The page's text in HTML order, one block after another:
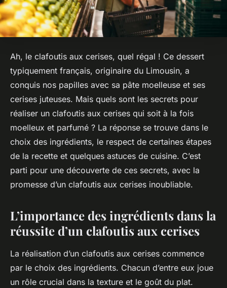
Ah, le clafoutis aux cerises, quel régal ! Ce dessert
typiquement français, originaire du Limousin, a
conquis nos papilles avec sa pâte moelleuse et ses
cerises juteuses. Mais quels sont les secrets pour
réaliser un clafoutis aux cerises qui soit à la fois
moelleux et parfumé ? La réponse se trouve dans le
choix des ingrédients, le respect de certaines étapes
de la recette et quelques astuces de cuisine. C’est
parti pour une découverte de ces secrets, avec la
promesse d’un clafoutis aux cerises inoubliable.
L’importance des ingrédients dans la
réussite d’un clafoutis aux cerises
La réalisation d’un clafoutis aux cerises commence
par le choix des ingrédients. Chacun d’entre eux joue
un rôle crucial dans la texture et le goût du plat.